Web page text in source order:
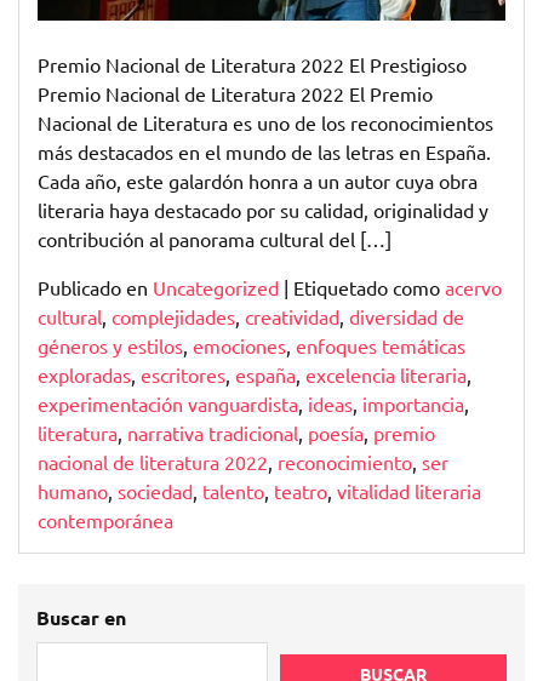
Premio Nacional de Literatura 2022 El Prestigioso
Premio Nacional de Literatura 2022 El Premio
Nacional de Literatura es uno de los reconocimientos
más destacados en el mundo de las letras en España.
Cada año, este galardón honra a un autor cuya obra
literaria haya destacado por su calidad, originalidad y
contribución al panorama cultural del […]
Publicado en Uncategorized | Etiquetado como acervo
cultural complejidades creatividad diversidad de
géneros y estilos emociones enfoques temáticas
exploradas escritores españa excelencia literaria
experimentación vanguardista ideas importancia
literatura narrativa tradicional poesía premio
nacional de literatura 2022 reconocimiento ser
humano sociedad talento teatro vitalidad literaria
contemporánea
Buscar en
BUSCAR